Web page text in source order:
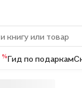
%Гид по подаркам